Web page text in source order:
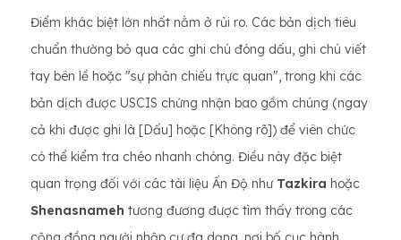
Điểm khác biệt lớn nhất nằm ở rủi ro. Các bản dịch tiêu
chuẩn thường bỏ qua các ghi chú đóng dấu, ghi chú viết
tay bên lề hoặc "sự phản chiếu trực quan", trong khi các
bản dịch được USCIS chứng nhận bao gồm chúng (ngay
cả khi được ghi là [Dấu] hoặc [Không rõ]) để viên chức
có thể kiểm tra chéo nhanh chóng. Điều này đặc biệt
quan trọng đối với các tài liệu Ấn Độ như Tazkira hoặc
Shenasnameh tương đương được tìm thấy trong các